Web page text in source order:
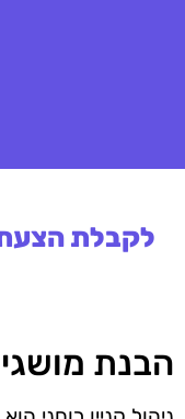
לקבלת
הבנת מושגי